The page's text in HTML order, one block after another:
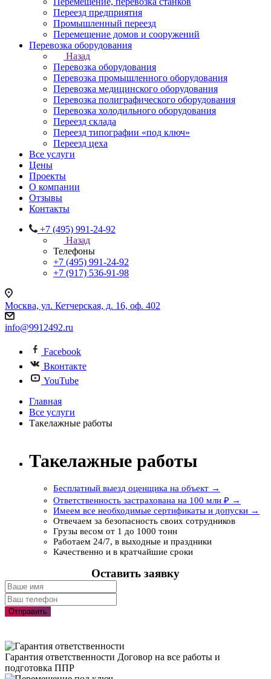
Переезд предприятия
Промышленный переезд
Перемещение домов и сооружений
Перевозка оборудования
Назад
Перевозка оборудования
Перевозка промышленного оборудования
Перевозка медицинского оборудования
Перевозка полиграфического оборудования
Перевозка холодильного оборудования
Переезд склада
Переезд типографии «под ключ»
Переезд цеха
Все услуги
Цены
Проекты
О компании
Отзывы
Контакты
+7 (495) 991-24-92
Назад
Телефоны
+7 (495) 991-24-92
+7 (917) 536-91-98
Москва, ул. Кетчерская, д. 16, оф. 402
info@9912492.ru
Facebook
Вконтакте
YouTube
Главная
Все услуги
Такелажные работы
Такелажные работы
Бесплатный выезд оценщика на объект →
Ответственность застрахована на 100 млн ₽ →
Имеем все необходимые сертификаты и допуски →
Отвечаем за безопасность своих сотрудников
Грузы весом от 1 до 1000 тонн
Работаем 24/7, в выходные и праздники
Качественно и в кратчайшие сроки
Оставить заявку
Отправить
Гарантия ответственности Договор на все работы и
подготовка ППР